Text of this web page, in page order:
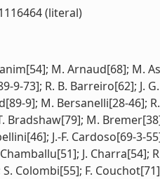
(literal)
M. Arnaud[68]; M.
9-73]; R. B. Barreiro[62];
9]; M. Bersanelli[28-46];
Bradshaw[79]; M.
J.-F. Cardoso[69-3-
J. Charra[54];
Colombi[55]; F.